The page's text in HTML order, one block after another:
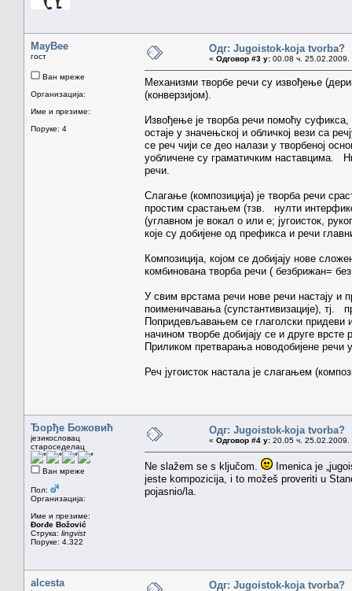
MayBee
гост
Ван мреже
Организација:
Име и презиме:
Поруке: 4
Одг: Jugoistok-koja tvorba?
« Одговор #3 у: 00.08 ч. 25.02.2009.
Механизми творбе речи су извођење
(конверзијом).
Извођење је творба речи помоћу
остаје у значењској и обличкој вези са
се реч чији се део налази у творбеној
уобличене су граматичким наставцима.
речи.
Слагање (композиција) је творба речи
простим срастањем (тзв. нулти
(углавном је вокал о или е; југоисток,
које су добијене од префикса и речи
Композиција, којом се добијају нове
комбинована творба речи ( безбрижан=
У свим врстама речи нове речи настају и
поименичавања (супстантивизације),
Попридевљавањем се глаголски придеви
начином творбе добијају се и друге
Приликом претварања новодобијене речи
Реч југоисток настала је слагањем
Ђорђе Божовић
језикословац
староседелац
Ван мреже
Пол:
Организација:
Име и презиме:
Đorđe Božović
Струка: lingvist
Поруке: 4.322
Одг: Jugoistok-koja tvorba?
« Одговор #4 у: 20.05 ч. 25.02.2009.
Ne slažem se s ključom.
Imenica je
jeste kompozicija, i to možeš proveriti u
pojasnio/la.
alcesta Одг: Jugoistok-koja tvorba?